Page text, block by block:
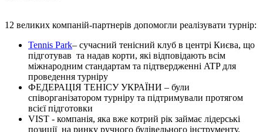
12 великих компаній-партнерів допомогли реалізувати турнір:
Tennis Park– сучасний тенісний клуб в центрі Києва, що
підготував та надав корти, які відповідають всім
міжнародним стандартам та підтвердженні ATP для
проведення турніру
ФЕДЕРАЦІЯ ТЕНІСУ УКРАЇНИ – були
співорганізатором турніру та підтримували протягом
всієї підготовки
VIST - компанія, яка вже котрий рік займає лідерські
позиції на ринку ручного будівельного інструменту.